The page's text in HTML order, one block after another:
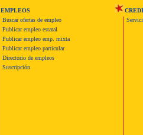
EMPLEOS
Buscar ofertas de empleo
Publicar empleo estatal
Publicar empleo emp. mixta
Publicar empleo particular
Directorio de empleos
Suscripción